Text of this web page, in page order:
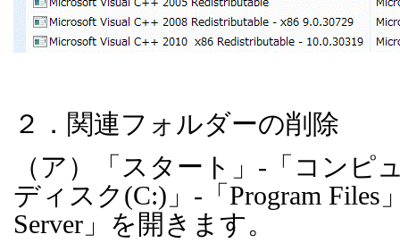
２．関連フォルダーの削除
（ア）「スタート」 - 「コンピ
ディスク (C:) 」 - 「 Program Files
Server 」を開きます。